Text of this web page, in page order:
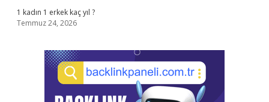
1 kadın 1 erkek kaç yıl ?
Temmuz 24, 2026